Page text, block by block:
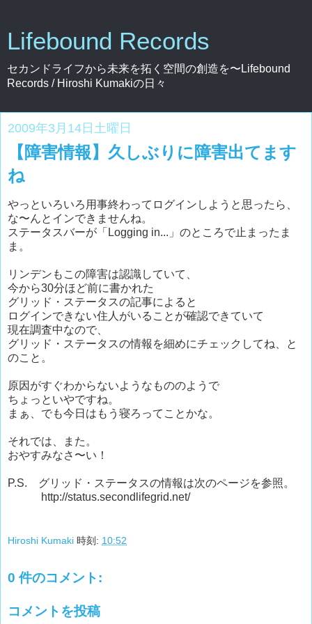
Lifebound Records
セカンドライフから未来を拓く空間の創造を〜Lifebound
Records / Hiroshi Kumakiの日々
2009年3月14日土曜日
【障害情報】久しぶりに障害出てます
ね
やっといろいろ用事終わってログインしようと思ったら、
な〜んとインできませんね。
ステータスバーが「Logging in...」のところで止まったま
ま。
リンデンもこの障害は認識していて、
今から30分ほど前に書かれた
グリッド・ステータスの記事によると
ログインできない住人がいることが確認できていて
現在調査中なので、
グリッド・ステータスの情報を細めにチェックしてね、と
のこと。
原因がすぐわからないようなもののようで
ちょっといやですね。
まぁ、でも今日はもう寝ろってことかな。
それでは、また。
おやすみなさ〜い！
P.S. グリッド・ステータスの情報は次のページを参照。
http://status.secondlifegrid.net/
Hiroshi Kumaki 時刻: 10:52
0 件のコメント:
コメントを投稿